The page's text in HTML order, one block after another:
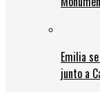
Emilia
junto a